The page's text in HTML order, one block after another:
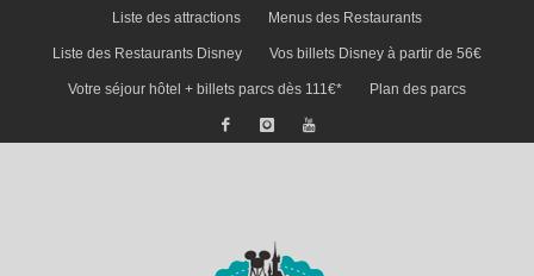
Liste des attractions Menus des Restaurants
Liste des Restaurants Disney Vos billets Disney à partir de 56€
Votre séjour hôtel + billets parcs dès 111€* Plan des parcs